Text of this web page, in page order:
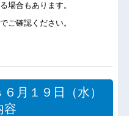
場合もあります。
ご確認ください。
月１９日（水）
容